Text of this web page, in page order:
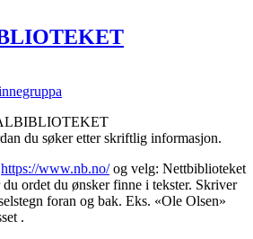
du søker etter skriftlig informasjon.
https://www.nb.no/og velg: Nettbiblioteket
ordet du ønsker finne i tekster. Skriver
foran og bak. Eks. «Ole Olsen»
.